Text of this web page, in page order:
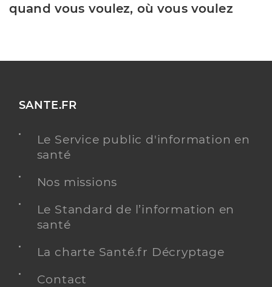
quand vous voulez, où vous voulez
SANTE.FR
Le Service public d'information en
santé
Nos missions
Le Standard de l’information en
santé
La charte Santé.fr Décryptage
Contact